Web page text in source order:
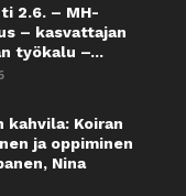
2.6. – MH-
– kasvattajan
työkalu –...
kahvila: Koiran
ja oppiminen
Nina